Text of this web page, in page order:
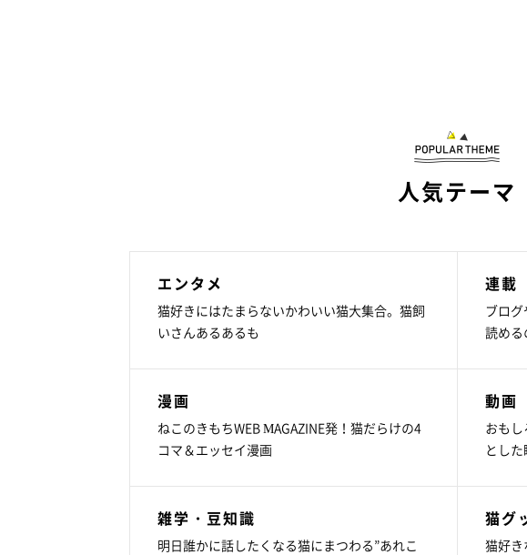
人気テーマ
エンタメ
猫好きにはたまらないかわいい猫大集合。猫飼
いさんあるあるも
連載
ブロ
読める
漫画
ねこのきもちWEB MAGAZINE発！猫だらけの4
コマ＆エッセイ漫画
動画
おも
とし
雑学・豆知識
明日誰かに話したくなる猫にまつわる”あれこ
猫グ
猫好き